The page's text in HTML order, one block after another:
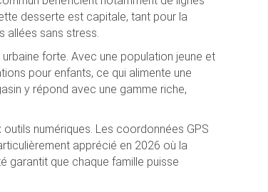
desserte est capitale, tant pour la
allées sans stress.
forte. Avec une population jeune et
pour enfants, ce qui alimente une
y répond avec une gamme riche,
numériques. Les coordonnées GPS
apprécié en 2026 où la
garantit que chaque famille puisse